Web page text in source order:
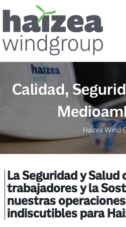
Calidad,
Haizea Wind
La Seguridad y Salud
trabajadores y la
nuestras
indiscutibles para